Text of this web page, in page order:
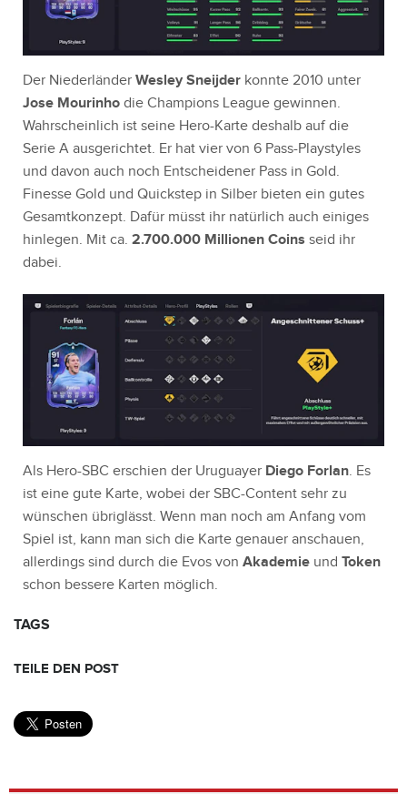
Der Niederländer Wesley Sneijder konnte 2010 unter
Jose Mourinho die Champions League gewinnen.
Wahrscheinlich ist seine Hero-Karte deshalb auf die
Serie A ausgerichtet. Er hat vier von 6 Pass-Playstyles
und davon auch noch Entscheidener Pass in Gold.
Finesse Gold und Quickstep in Silber bieten ein gutes
Gesamtkonzept. Dafür müsst ihr natürlich auch einiges
hinlegen. Mit ca. 2.700.000 Millionen Coins seid ihr
dabei.
Als Hero-SBC erschien der Uruguayer Diego Forlan. Es
ist eine gute Karte, wobei der SBC-Content sehr zu
wünschen übriglässt. Wenn man noch am Anfang vom
Spiel ist, kann man sich die Karte genauer anschauen,
allerdings sind durch die Evos von Akademie und Token
schon bessere Karten möglich.
TAGS
TEILE DEN POST